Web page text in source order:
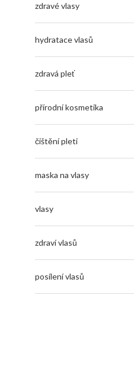
zdravé vlasy
hydratace vlasů
zdravá pleť
přírodní kosmetika
čištění pleti
maska na vlasy
vlasy
zdraví vlasů
posílení vlasů